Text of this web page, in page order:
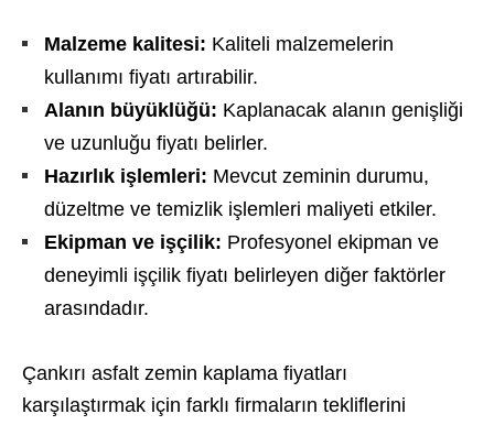
Malzeme kalitesi: Kaliteli malzemelerin
kullanımı fiyatı artırabilir.
Alanın büyüklüğü: Kaplanacak alanın genişliği
ve uzunluğu fiyatı belirler.
Hazırlık işlemleri: Mevcut zeminin durumu,
düzeltme ve temizlik işlemleri maliyeti etkiler.
Ekipman ve işçilik: Profesyonel ekipman ve
deneyimli işçilik fiyatı belirleyen diğer faktörler
arasındadır.
Çankırı asfalt zemin kaplama fiyatları
karşılaştırmak için farklı firmaların tekliflerini